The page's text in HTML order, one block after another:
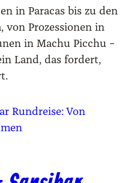
in Paracas bis zu den
von Prozessionen in
in Machu Picchu –
Land, das fordert,